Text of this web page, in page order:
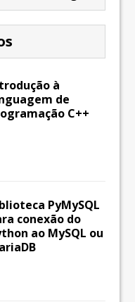
à
de
C++
PyMySQL
conexão do
ao MySQL ou